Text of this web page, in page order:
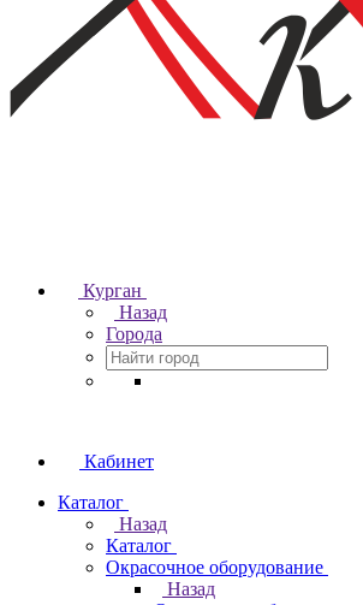
Курган
Назад
Города
Кабинет
Каталог
Назад
Каталог
Окрасочное оборудование
Назад